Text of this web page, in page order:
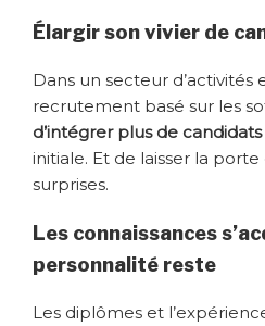
Élargir son vivier de
Dans un secteur d’activités
recrutement basé sur les
d’intégrer plus de candidats
initiale. Et de laisser la
surprises.
Les connaissances
personnalité reste
Les diplômes et